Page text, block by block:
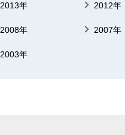
2013年 2012年
2008年 2007年
2003年